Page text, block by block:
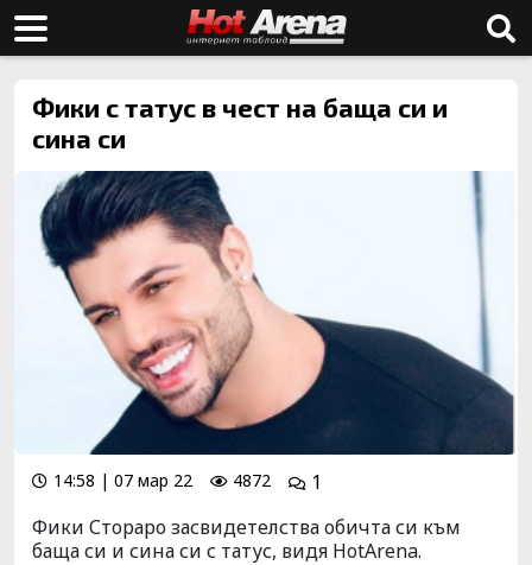
Фики с татус в чест на баща си и
сина си
14:58 | 07 мар 22 4872
1
Фики Стораро засвидетелства обичта си към
баща си и сина си с татус, видя HotArena.